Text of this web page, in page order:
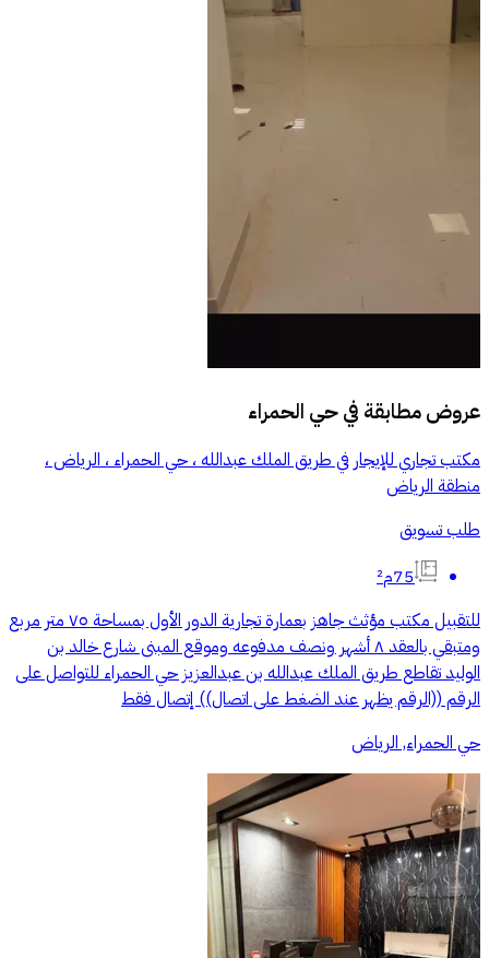
عروض مطابقة فيحي الحمراء
مكتب تجاري للإيجار في طريق الملك عبدالله ، حي الحمراء ، الرياض ،
منطقة الرياض
طلب تسويق
75م²
للتقبيل مكتب مؤثث جاهز بعمارة تجارية الدور الأول بمساحة ٧٥ متر مربع
ومتبقي بالعقد ٨ أشهر ونصف مدفوعه وموقع المبنى شارع خالد بن
الوليد تقاطع طريق الملك عبدالله بن عبدالعزيز حي الحمراء للتواصل على
الرقم ((الرقم يظهر عند الضغط على اتصال)) إتصال فقط
حي الحمراء, الرياض